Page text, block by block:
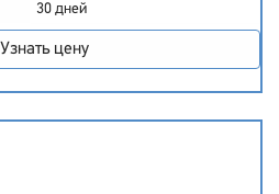
30 дней
Узнать цену